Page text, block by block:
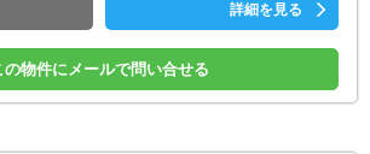
詳細を見る
の物件にメールで問い合せる